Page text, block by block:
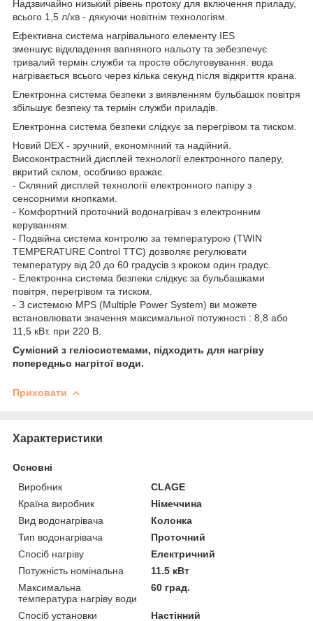
Надзвичайно низький рівень протоку для включення приладу,
всього 1,5 л/хв - дякуючи новітнім технологіям.
Ефективна система нагрівального елементу IES
зменшує відкладення вапняного нальоту та зебезпечує
тривалий термін служби та просте обслуговування. вода
нагрівається всього через кілька секунд після відкриття крана.
Електронна система безпеки з виявленням бульбашок повітря
збільшує безпеку та термін служби приладів.
Електронна система безпеки слідкує за перегрівом та тиском.
Новий DEX - зручний, економічний та надійний.
Високонтрастний дисплей технології електронного паперу,
вкритий склом, особливо вражає.
- Скляний дисплей технології електронного папіру з
сенсорними кнопками.
- Комфортний проточний водонагрівач з електронним
керуванням.
- Подвійна система контролю за температурою (TWIN
TEMPERATURE Control TTC) дозволяє регулювати
температуру від 20 до 60 градусів з кроком один градус.
- Електронна система безпеки слідкує за бульбашками
повітря, перегрівом та тиском.
- З системою MPS (Multiple Power System) ви можете
встановлювати значення максимальної потужності : 8,8 або
11,5 кВт. при 220 В.
Сумісний з геліосистемами, підходить для нагріву
попередньо нагрітої води.
Приховати
Характеристики
Основні
Виробник
CLAGE
Країна виробник
Німеччина
Вид водонагрівача
Колонка
Тип водонагрівача
Проточний
Спосіб нагріву
Електричний
Потужність номінальна
11.5 кВт
Максимальна
температура нагріву води
60 град.
Спосіб установки Настінний